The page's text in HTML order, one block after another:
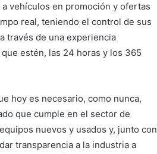
vehículos en promoción y ofertas
real, teniendo el control de sus
través de una experiencia
estén, las 24 horas y los 365
hoy es necesario, como nunca,
que cumple en el sector de
nuevos y usados y, junto con
transparencia a la industria a